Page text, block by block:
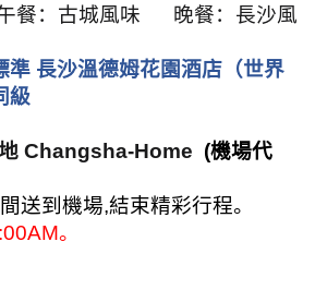
餐：古城風味
晚餐：長沙風
準 長沙溫德姆花園酒店（世界
級
Changsha-Home (機場代
送到機場,結束精彩行程。
。